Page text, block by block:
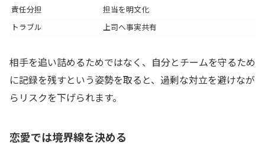
責任分担
担当を明文化
トラブル
上司へ事実共有
相手を追い詰めるためではなく、自分とチームを守るため
に記録を残すという姿勢を取ると、過剰な対立を避けなが
らリスクを下げられます。
恋愛では境界線を決める